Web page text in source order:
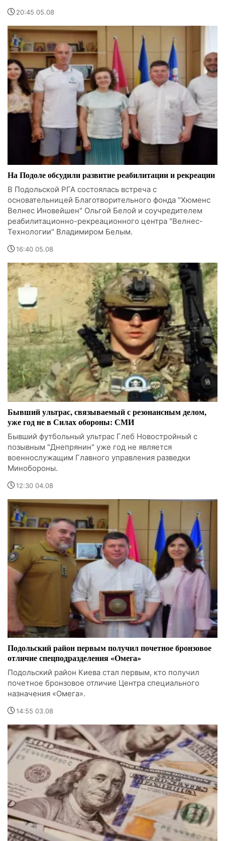
20:45 05.08
На Подоле обсудили развитие реабилитации и рекреации
В Подольской РГА состоялась встреча с
основательницей Благотворительного фонда "Хюменс
Велнес Иновейшен" Ольгой Белой и соучредителем
реабилитационно-рекреационного центра "Велнес-
Технологии" Владимиром Белым.
16:40 05.08
Бывший ультрас, связываемый с резонансным делом,
уже год не в Силах обороны: СМИ
Бывший футбольный ультрас Глеб Новостройный с
позывным "Днепрянин" уже год не является
военнослужащим Главного управления разведки
Минобороны.
12:30 04.08
Подольский район первым получил почетное бронзовое
отличие спецподразделения «Омега»
Подольский район Киева стал первым, кто получил
почетное бронзовое отличие Центра специального
назначения «Омега».
14:55 03.08